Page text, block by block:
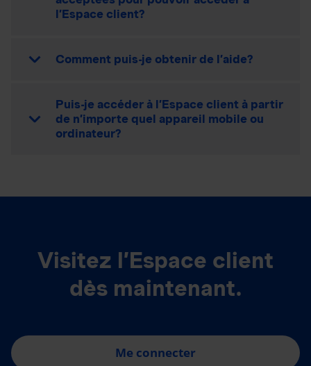
l’Espace client?
Comment puis-je obtenir de l’aide?
Puis-je accéder à l’Espace client à partir
de n’importe quel appareil mobile ou
ordinateur?
Visitez l’Espace client
dès maintenant.
Me connecter